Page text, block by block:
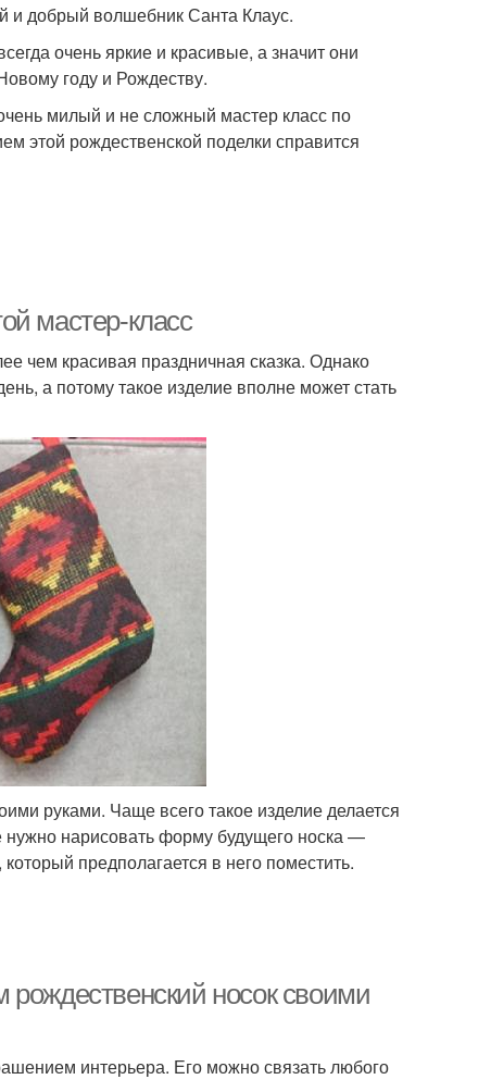
и добрый волшебник Санта Клаус.
очень яркие и красивые, а значит они
году и Рождеству.
милый и не сложный мастер класс по
этой рождественской поделки справится
мастер-класс
чем красивая праздничная сказка. Однако
а потому такое изделие вполне может стать
руками. Чаще всего такое изделие делается
нужно нарисовать форму будущего носка —
предполагается в него поместить.
носок своими
интерьера. Его можно связать любого